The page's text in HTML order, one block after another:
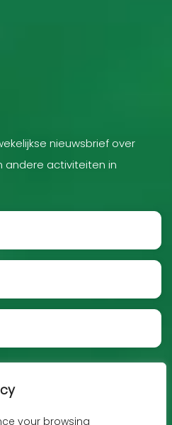
your browsing
nieuwsbrief over
andere activiteiten in